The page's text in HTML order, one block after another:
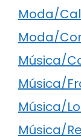
Moda/
Moda/
Música/
Música/
Música/
Música/